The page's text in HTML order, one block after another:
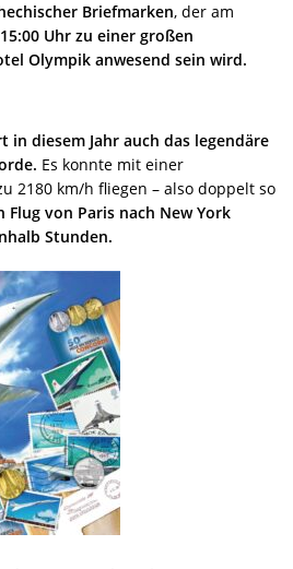
Briefmarken, der am
Uhr zu einer großen
Olympik anwesend sein wird.
in diesem Jahr auch das legendäre
Es konnte mit einer
2180 km/h fliegen – also doppelt so
Flug von Paris nach New York
Stunden.